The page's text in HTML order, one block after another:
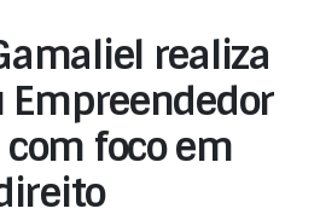
realiza
Empreendedor
foco em